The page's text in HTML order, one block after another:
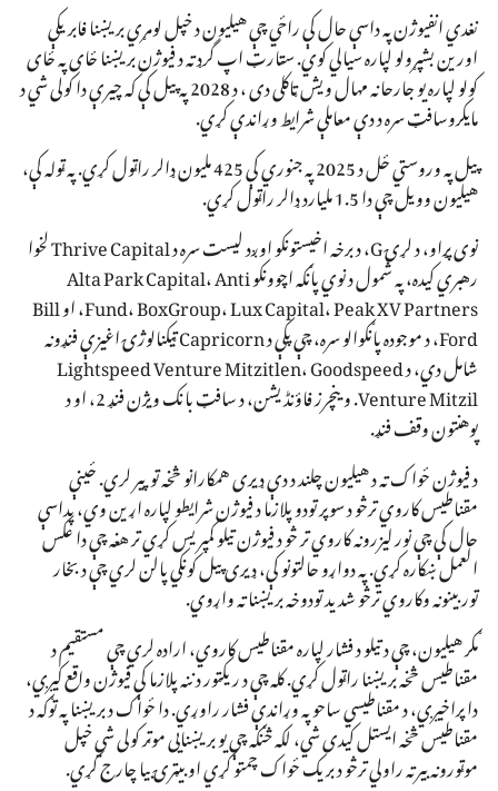
نغدي انفیوژن په داسې حال کې راځي چې هیلیون د خپل لومړي بریښنا فابریکې
اورین بشپړولو لپاره سیالي کوي. سټارټ اپ گرډ ته د فیوژن بریښنا ځای په ځای
کولو لپاره یو جارحانه مهال ویش ټاکلی دی ، د 2028 په پیل کې که چیرې دا کولی شي د
مایکروسافټ سره د دې معاملې شرایط وړاندې کړي.
پیل په وروستي ځل د 2025 په جنوري کې 425 ملیون ډالر راټول کړي. په ټوله کې،
هیلیون وویل چې دا 1.5 ملیارد ډالر راټول کړي.
نوی پړاو، د لړۍ G، د برخه اخیستونکو اوږد لیست سره د Thrive Capital لخوا
رهبري کیده، په شمول د نوي پانګه اچوونکو Alta Park Capital، Anti
Fund، BoxGroup، Lux Capital، Peak XV Partners، او Bill
Ford، د موجوده پانګوالو سره، چې پکې د Capricorn ټیکنالوژۍ اغیزې فنډونه
شامل دي، د Lightspeed Venture Mitzitlen، Goodspeed
Venture Mitzil. وینچرز فاؤنڈیشن، د سافټ بانک ویژن فنډ 2، او د
پوهنتون وقف فنډ.
د فیوژن ځواک ته د هیلیون چلند د دې ډیری همکارانو څخه توپیر لري. ځینې ​​​​
مقناطیس کاروي ترڅو د سوپر تودو پلازما د فیوژن شرایطو لپاره اړین وي، پداسې
حال کې چې نور لیزرونه کاروي تر څو د فیوژن تیلو کمپریس کړي تر هغه چې دا عکس
العمل ښکاره کړي. په دواړو حالتونو کې، ډیری پیل کونکي پالن لري چې د بخار
توربینونه وکاروي ترڅو شدید تودوخه بریښنا ته واړوي.
مګر هیلیون، چې د تیلو د فشار لپاره مقناطیس کاروي، اراده لري چې مستقیم د
مقناطیس څخه بریښنا راټول کړي. کله چې د ریکټور دننه پلازما کې فیوژن واقع کیږي،
دا پراخیږي، د مقناطیسي ساحو په وړاندې فشار راوړي. دا ځواک د بریښنا په توګه د
مقناطیس څخه ایستل کیدی شي، لکه څنګه چې یو بریښنایی موټر کولی شي خپل
موټورونه بیرته راولي ترڅو د بریک ځواک چمتو کړي او بیټرۍ بیا چارج کړي.